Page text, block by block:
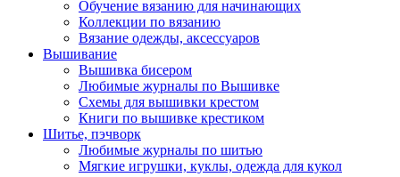
Обучение вязанию для начинающих
Коллекции по вязанию
Вязание одежды, аксессуаров
Вышивание
Вышивка бисером
Любимые журналы по Вышивке
Схемы для вышивки крестом
Книги по вышивке крестиком
Шитье, пэчворк
Любимые журналы по шитью
Мягкие игрушки, куклы, одежда для кукол